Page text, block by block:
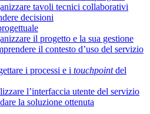
tavoli tecnici collaborativi
decisioni
il progetto e la sua gestione
il contesto d’uso del servizio
i processi e i touchpointdel
l’interfaccia utente del servizio
la soluzione ottenuta